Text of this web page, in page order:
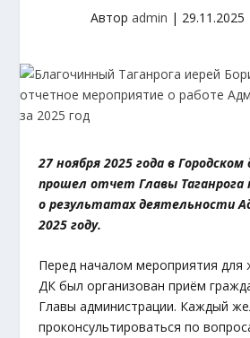
Автор admin | 29.11.2025
27 ноября 2025 года в
прошел отчет Главы Таганрога
о результатах деятельности
2025 году.
Перед началом мероприятия для
ДК был организован приём
Главы администрации. Каждый
проконсультироваться по